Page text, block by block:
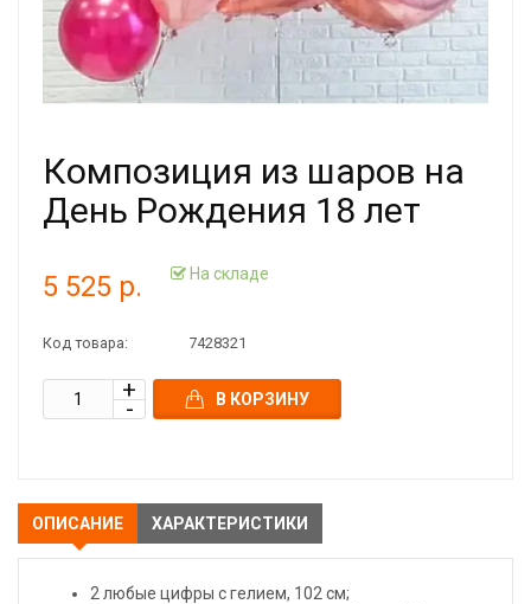
Композиция из шаров на
День Рождения 18 лет
5 525 р. На складе
Код товара: 7428321
В КОРЗИНУ
ОПИСАНИЕ ХАРАКТЕРИСТИКИ
2 любые цифры с гелием, 102 см;